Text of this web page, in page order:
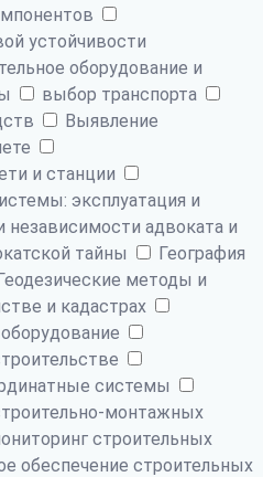
устойчивости
оборудование и
выбор транспорта
Выявление
и станции
эксплуатация и
независимости адвоката и
тайны
География
методы и
и кадастрах
системы
монтажных
строительных
обеспечение строительных